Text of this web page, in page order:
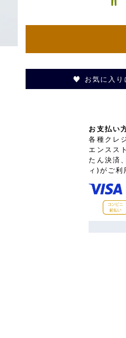
お気に入り
お支払い
各種クレ
エンスス
たん決済
ィ)がご利